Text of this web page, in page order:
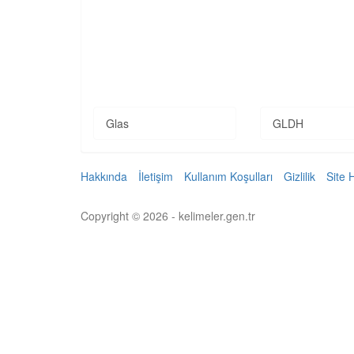
Glas GLDH
Hakkında İletişim Kullanım Koşulları Gizlilik Site
Copyright © 2026 - kelimeler.gen.tr